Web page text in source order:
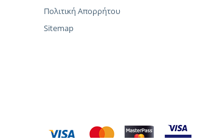
Πολιτική Απορρήτου
Sitemap